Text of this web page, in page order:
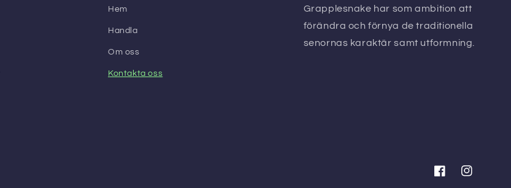
Hem
Handla
Om oss
Kontakta oss
Grapplesnake har som ambition att
förändra och förnya de traditionella
senornas karaktär samt utformning.
FacebookInstagram